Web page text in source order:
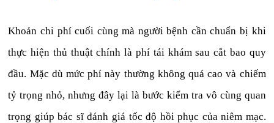
Khoản chi phí cuối cùng mà người bệnh cần chuẩn bị khi
thực hiện thủ thuật chính là phí tái khám sau cắt bao quy
đầu. Mặc dù mức phí này thường không quá cao và chiếm
tỷ trọng nhỏ, nhưng đây lại là bước kiểm tra vô cùng quan
trọng giúp bác sĩ đánh giá tốc độ hồi phục của niêm mạc.